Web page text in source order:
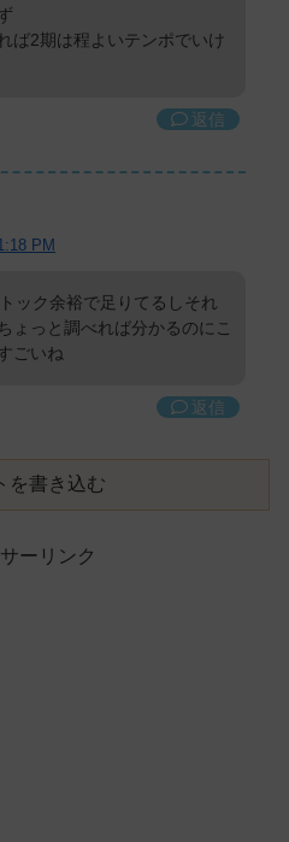
ば2期は程よいテンポでいけ
返信
PM
ック余裕で足りてるしそれ
ょっと調べれば分かるのにこ
ごいね
返信
を書き込む
ーリンク